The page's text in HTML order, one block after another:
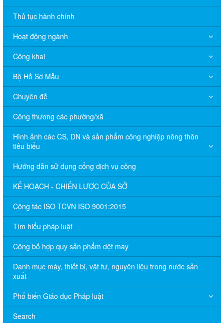
Thủ tục hành chính
Hoạt động ngành
Công khai
Bộ Hồ Sơ Mẫu
Chuyên đề
Công thương các phường/xã
Hình ảnh các CS, DN và sản phẩm công nghiệp nông thôn
tiêu biểu
Hướng dẫn sử dụng cổng dịch vụ công
KẾ HOẠCH - CHIẾN LƯỢC CỦA SỞ
Công tác ISO TCVN ISO 9001:2015
Tìm hiểu pháp luật
Công bố hợp quy sản phẩm dệt may
Danh mục máy, thiết bị, vật tư, nguyên liệu trong nước sản
xuất
Phổ biến Giáo dục Pháp luật
Search